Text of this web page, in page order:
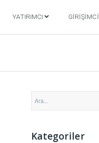
YATIRIMCI GIRIŞIMCI
Kategoriler